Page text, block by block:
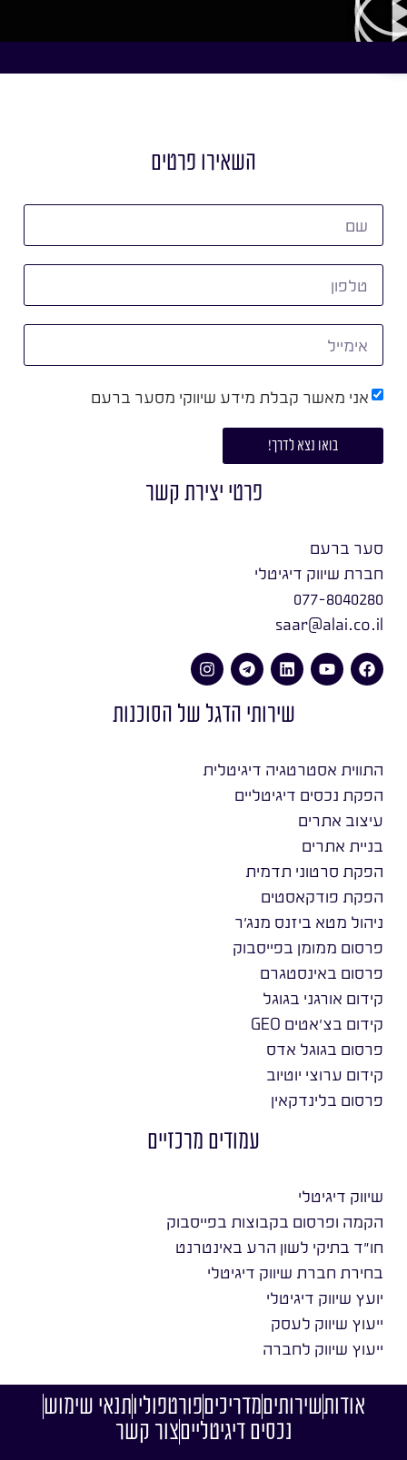
השאירו פרטים
אני מאשר קבלת מידע שיווקי מסער ברעם
בואו נצא לדרך!
פרטי יצירת קשר
סער ברעם
חברת שיווק דיגיטלי
077-8040280
saar@alai.co.il
שירותי הדגל של הסוכנות
התווית אסטרטגיה דיגיטלית
הפקת נכסים דיגיטליים
עיצוב אתרים
בניית אתרים
הפקת סרטוני תדמית
הפקת פודקאסטים
ניהול מטא ביזנס מנג׳ר
פרסום ממומן בפייסבוק
פרסום באינסטגרם
קידום אורגני בגוגל
קידום בצ׳אטים GEO
פרסום בגוגל אדס
קידום ערוצי יוטיוב
פרסום בלינדקאין
עמודים מרכזיים
שיווק דיגיטלי
הקמה ופרסום בקבוצות בפייסבוק
חו״ד בתיקי לשון הרע באינטרנט
בחירת חברת שיווק דיגיטלי
יועץ שיווק דיגיטלי
ייעוץ שיווק לעסק
ייעוץ שיווק לחברה
אודותשירותיםמדריכיםפורטפוליותנאי שימוש
נכסים דיגיטלייםצור קשר